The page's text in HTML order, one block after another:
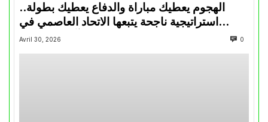
الهجوم يعطيك مباراة والدفاع يعطيك بطولة..
استراتيجية ناجحة يتبعها الاتحاد العاصمي في
تتويجاته آخر السنوات
Avril 30, 2026 0